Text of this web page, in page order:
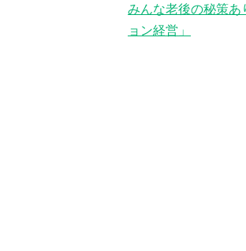
みんな老後の秘策あ
ョン経営」